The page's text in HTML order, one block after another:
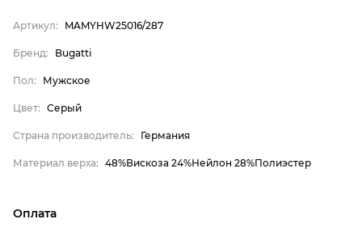
Бренд
Пол
Цвет
Материал верха
Артикул: MAMYHW25016/287
Бренд: Bugatti
Пол: Мужское
Цвет: Серый
Страна производитель: Германия
Материал верха: 48%Вискоза 24%Нейлон 28%Полиэстер
Оплата